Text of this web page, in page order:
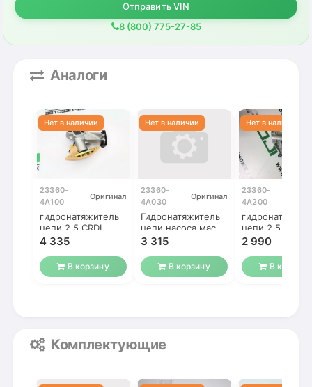
Отправить VIN
8 (800) 775-27-85
Аналоги
23360-
4A100
Оригинал
гидронатяжитель
цепи 2,5 CRDI
насоса масла
4 335
В корзину
23360-
4A030
Оригинал
Гидронатяжитель
цепи насоса масла
(ГРМ) D4CB
3 315
В корзину
23360-
4A200
цепи 2,5 CRDI
насоса масла
2 990
В корзину
Комплектующие